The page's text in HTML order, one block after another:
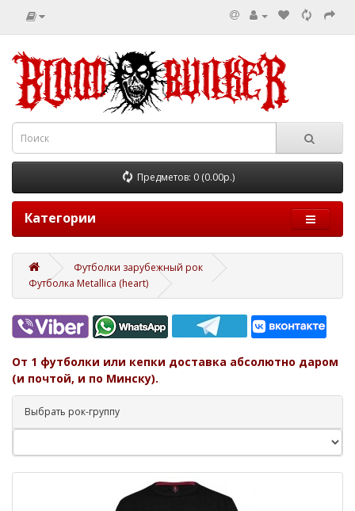
Предметов: 0 (0.00р.)
Категории
Футболки зарубежный рок
Футболка Metallica (heart)
От 1 футболки или кепки доставка абсолютно даром
(и почтой, и по Минску).
Выбрать рок-группу